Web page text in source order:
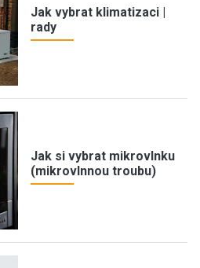
Jak vybrat klimatizaci |
rady
Jak si vybrat mikrovlnku
(mikrovlnnou troubu)